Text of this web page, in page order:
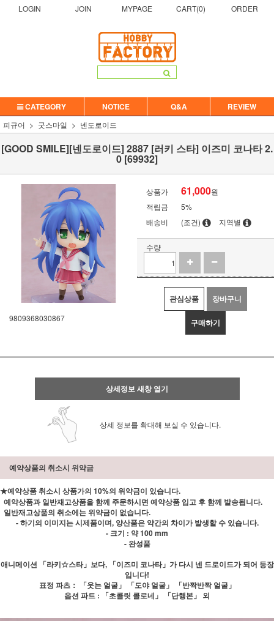
LOGIN JOIN MYPAGE CART(0) ORDER
CATEGORY NOTICE Q&A REVIEW
피규어 굿스마일 넨도로이드
[GOOD SMILE][넨도로이드] 2887 [러키 스타] 이즈미 코나타 2.
0 [69932]
9809368030867
상품가 61,000원
적립금
5%
배송비
(조건) 지역별
수량
관심상품 장바구니
구매하기
상세정보 새창 열기
상세 정보를 확대해 보실 수 있습니다.
예약상품의 취소시 위약금
★예약상품 취소시 상품가의 10%의 위약금이 있습니다.
예약상품과 일반재고상품을 함께 주문하시면 예약상품 입고 후 함께 발송됩니다.
일반재고상품의 취소에는 위약금이 없습니다.
- 하기의 이미지는 시제품이며, 양산품은 약간의 차이가 발생할 수 있습니다.
- 크기 : 약 100 mm
- 완성품
애니메이션 「라키☆스타」보다, 「이즈미 코나타」가 다시 넨 드로이드가 되어 등장
입니다!
표정 파츠： 「웃는 얼굴」 「도야 얼굴」 「반짝반짝 얼굴」
옵션 파트 : 「초콜릿 콜로네」 「단행본」 외